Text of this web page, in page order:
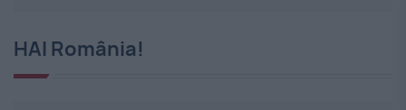
HAI România!